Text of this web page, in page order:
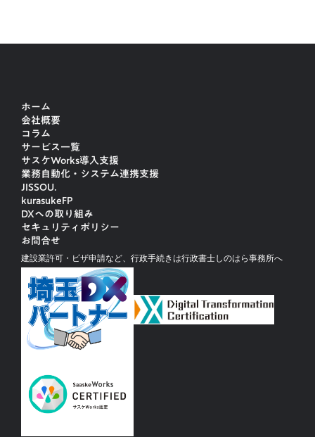
ホーム
会社概要
コラム
サービス一覧
サスケWorks導入支援
業務自動化・システム連携支援
JISSOU.
kurasukeFP
DXへの取り組み
セキュリティポリシー
お問合せ
建設業許可・ビザ申請など、行政手続きは行政書士しのはら事務所へ